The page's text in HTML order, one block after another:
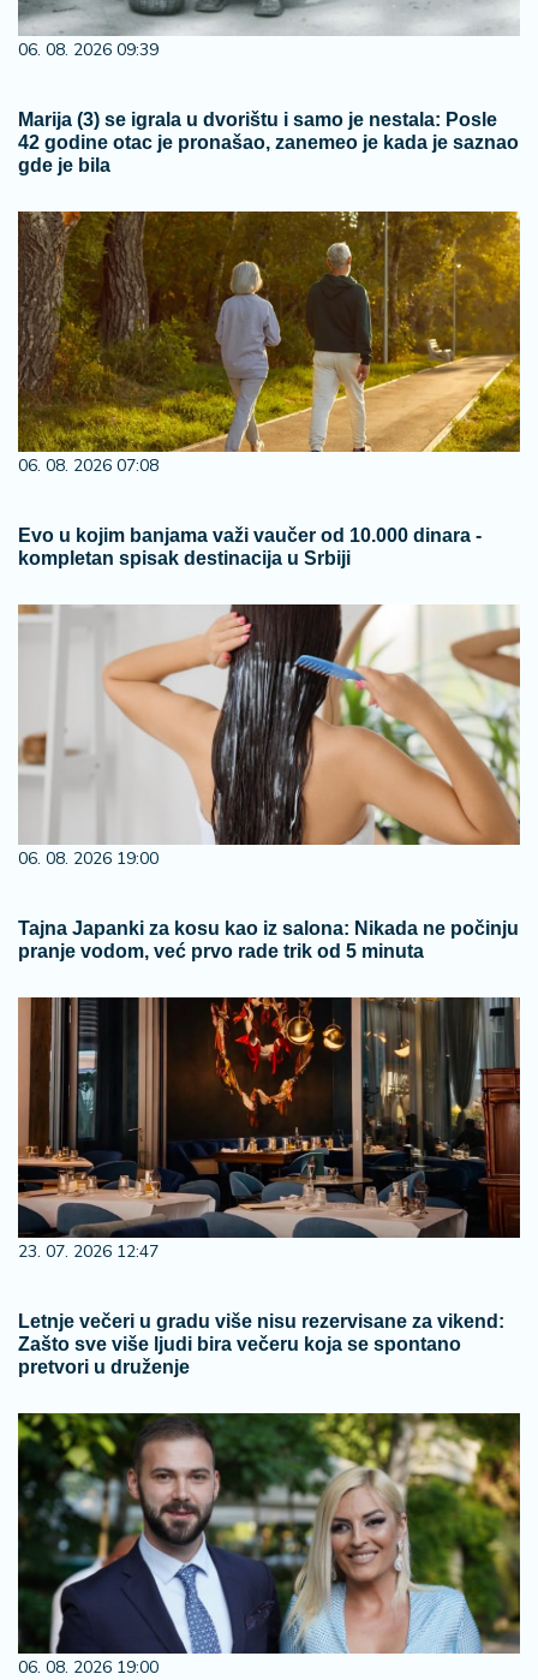
06. 08. 2026 09:39
Marija (3) se igrala u dvorištu i samo je nestala: Posle
42 godine otac je pronašao, zanemeo je kada je saznao
gde je bila
06. 08. 2026 07:08
Evo u kojim banjama važi vaučer od 10.000 dinara -
kompletan spisak destinacija u Srbiji
06. 08. 2026 19:00
Tajna Japanki za kosu kao iz salona: Nikada ne počinju
pranje vodom, već prvo rade trik od 5 minuta
23. 07. 2026 12:47
Letnje večeri u gradu više nisu rezervisane za vikend:
Zašto sve više ljudi bira večeru koja se spontano
pretvori u druženje
06. 08. 2026 19:00